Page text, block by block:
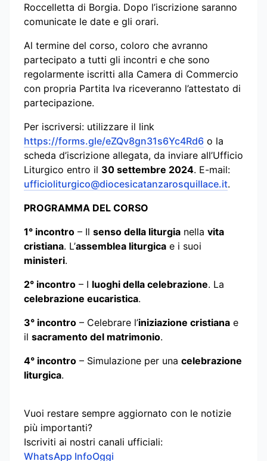
Roccelletta di Borgia. Dopo l’iscrizione saranno
comunicate le date e gli orari.
Al termine del corso, coloro che avranno
partecipato a tutti gli incontri e che sono
regolarmente iscritti alla Camera di Commercio
con propria Partita Iva riceveranno l’attestato di
partecipazione.
Per iscriversi: utilizzare il link
https://forms.gle/eZQv8gn31s6Yc4Rd6 o la
scheda d’iscrizione allegata, da inviare all’Ufficio
Liturgico entro il 30 settembre 2024. E-mail:
ufficioliturgico@diocesicatanzarosquillace.it.
PROGRAMMA DEL CORSO
1° incontro – Il senso della liturgia nella vita
cristiana. L’assemblea liturgica e i suoi
ministeri.
2° incontro – I luoghi della celebrazione. La
celebrazione eucaristica.
3° incontro – Celebrare l’iniziazione cristiana e
il sacramento del matrimonio.
4° incontro – Simulazione per una celebrazione
liturgica.
Vuoi restare sempre aggiornato con le notizie
più importanti?
Iscriviti ai nostri canali ufficiali:
WhatsApp InfoOggi